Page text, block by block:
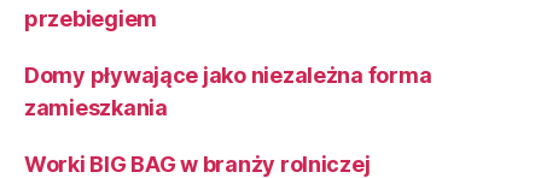
przebiegiem
Domy pływające jako niezależna forma
zamieszkania
Worki BIG BAG w branży rolniczej